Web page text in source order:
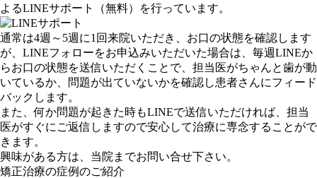
よるLINEサポート （無料） を行っています。
通常は4週～5週に1回来院いただき、お口の状態を確認します
が、LINEフォローをお申込みいただいた場合は、 毎週LINEか
らお口の状態を送信いただくことで、担当医がちゃんと歯が動
いているか、問題が出ていないかを確認し患者さんにフィード
バックします。
また、何か問題が起きた時もLINEで送信いただければ、担当
医がすぐにご返信しますので安心して治療に専念することがで
きます。
興味がある方は、当院までお問い合せ下さい。
矯正治療の症例のご紹介